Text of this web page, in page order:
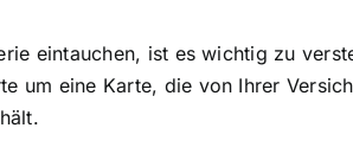
eintauchen, ist es wichtig zu
um eine Karte, die von Ihrer